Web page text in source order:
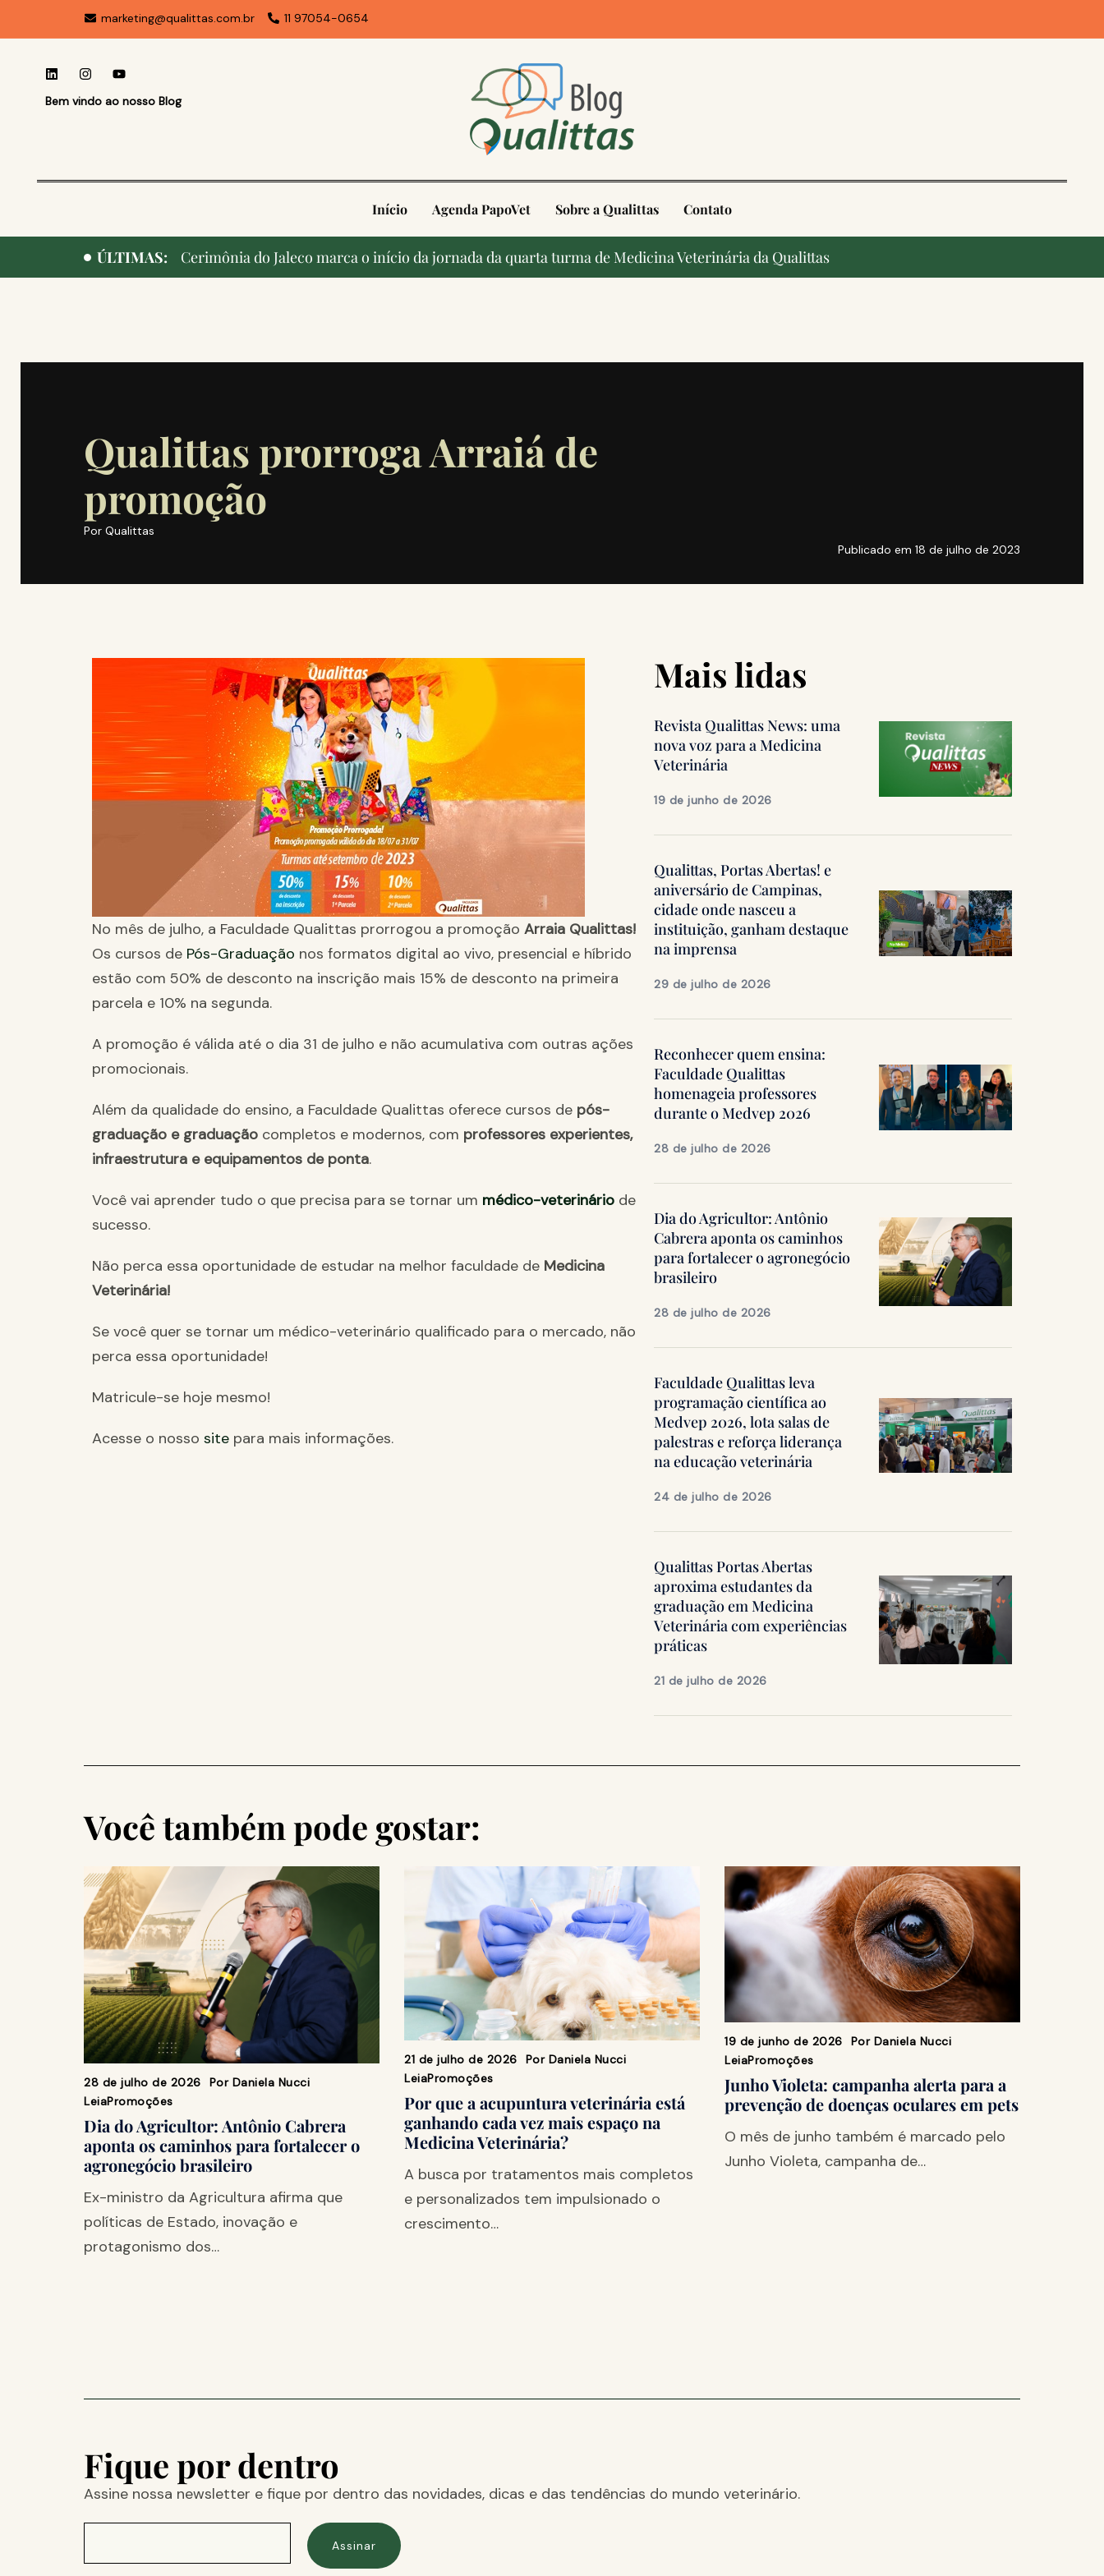
marketing@qualittas.com.br 11 97054-0654
Bem vindo ao nosso Blog
Início Agenda PapoVet Sobre a Qualittas Contato
ÚLTIMAS: Cerimônia do Jaleco marca o início da jornada da quarta turma de Medicina Veterinária da Qualittas
Qualittas prorroga Arraiá de
promoção
Por Qualittas
Publicado em 18 de julho de 2023
No mês de julho, a Faculdade Qualittas prorrogou a promoção Arraia Qualittas!
Os cursos de Pós-Graduação nos formatos digital ao vivo, presencial e híbrido
estão com 50% de desconto na inscrição mais 15% de desconto na primeira
parcela e 10% na segunda.
A promoção é válida até o dia 31 de julho e não acumulativa com outras ações
promocionais.
Além da qualidade do ensino, a Faculdade Qualittas oferece cursos de pós-
graduação e graduação completos e modernos, com professores experientes,
infraestrutura e equipamentos de ponta.
Você vai aprender tudo o que precisa para se tornar um médico-veterinário de
sucesso.
Não perca essa oportunidade de estudar na melhor faculdade de Medicina
Veterinária!
Se você quer se tornar um médico-veterinário qualificado para o mercado, não
perca essa oportunidade!
Matricule-se hoje mesmo!
Acesse o nosso site para mais informações.
Mais lidas
Revista Qualittas News: uma
nova voz para a Medicina
Veterinária
19 de junho de 2026
Qualittas, Portas Abertas! e
aniversário de Campinas,
cidade onde nasceu a
instituição, ganham destaque
na imprensa
29 de julho de 2026
Reconhecer quem ensina:
Faculdade Qualittas
homenageia professores
durante o Medvep 2026
28 de julho de 2026
Dia do Agricultor: Antônio
Cabrera aponta os caminhos
para fortalecer o agronegócio
brasileiro
28 de julho de 2026
Faculdade Qualittas leva
programação científica ao
Medvep 2026, lota salas de
palestras e reforça liderança
na educação veterinária
24 de julho de 2026
Qualittas Portas Abertas
aproxima estudantes da
graduação em Medicina
Veterinária com experiências
práticas
21 de julho de 2026
Você também pode gostar:
28 de julho de 2026 Por Daniela Nucci
LeiaPromoções
Dia do Agricultor: Antônio Cabrera
aponta os caminhos para fortalecer o
agronegócio brasileiro
Ex-ministro da Agricultura afirma que
políticas de Estado, inovação e
protagonismo dos…
21 de julho de 2026 Por Daniela Nucci
LeiaPromoções
Por que a acupuntura veterinária está
ganhando cada vez mais espaço na
Medicina Veterinária?
A busca por tratamentos mais completos
e personalizados tem impulsionado o
crescimento…
19 de junho de 2026 Por Daniela Nucci
LeiaPromoções
Junho Violeta: campanha alerta para a
prevenção de doenças oculares em pets
O mês de junho também é marcado pelo
Junho Violeta, campanha de…
Fique por dentro
Assine nossa newsletter e fique por dentro das novidades, dicas e das tendências do mundo veterinário.
Assinar